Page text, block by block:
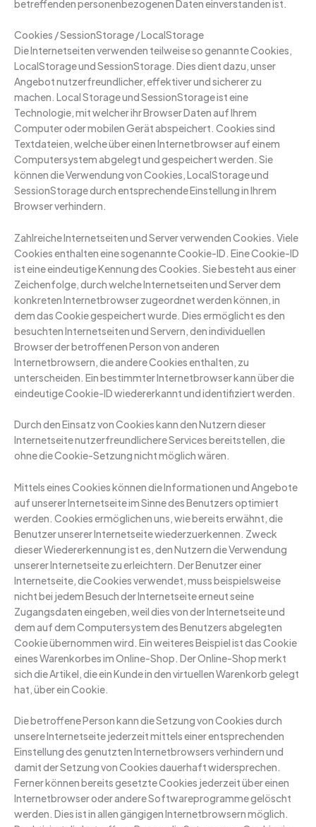
betreffenden personenbezogenen Daten einverstanden ist.
Cookies / SessionStorage / LocalStorage
Die Internetseiten verwenden teilweise so genannte Cookies,
LocalStorage und SessionStorage. Dies dient dazu, unser
Angebot nutzerfreundlicher, effektiver und sicherer zu
machen. Local Storage und SessionStorage ist eine
Technologie, mit welcher ihr Browser Daten auf Ihrem
Computer oder mobilen Gerät abspeichert. Cookies sind
Textdateien, welche über einen Internetbrowser auf einem
Computersystem abgelegt und gespeichert werden. Sie
können die Verwendung von Cookies, LocalStorage und
SessionStorage durch entsprechende Einstellung in Ihrem
Browser verhindern.
Zahlreiche Internetseiten und Server verwenden Cookies. Viele
Cookies enthalten eine sogenannte Cookie-ID. Eine Cookie-ID
ist eine eindeutige Kennung des Cookies. Sie besteht aus einer
Zeichenfolge, durch welche Internetseiten und Server dem
konkreten Internetbrowser zugeordnet werden können, in
dem das Cookie gespeichert wurde. Dies ermöglicht es den
besuchten Internetseiten und Servern, den individuellen
Browser der betroffenen Person von anderen
Internetbrowsern, die andere Cookies enthalten, zu
unterscheiden. Ein bestimmter Internetbrowser kann über die
eindeutige Cookie-ID wiedererkannt und identifiziert werden.
Durch den Einsatz von Cookies kann den Nutzern dieser
Internetseite nutzerfreundlichere Services bereitstellen, die
ohne die Cookie-Setzung nicht möglich wären.
Mittels eines Cookies können die Informationen und Angebote
auf unserer Internetseite im Sinne des Benutzers optimiert
werden. Cookies ermöglichen uns, wie bereits erwähnt, die
Benutzer unserer Internetseite wiederzuerkennen. Zweck
dieser Wiedererkennung ist es, den Nutzern die Verwendung
unserer Internetseite zu erleichtern. Der Benutzer einer
Internetseite, die Cookies verwendet, muss beispielsweise
nicht bei jedem Besuch der Internetseite erneut seine
Zugangsdaten eingeben, weil dies von der Internetseite und
dem auf dem Computersystem des Benutzers abgelegten
Cookie übernommen wird. Ein weiteres Beispiel ist das Cookie
eines Warenkorbes im Online-Shop. Der Online-Shop merkt
sich die Artikel, die ein Kunde in den virtuellen Warenkorb gelegt
hat, über ein Cookie.
Die betroffene Person kann die Setzung von Cookies durch
unsere Internetseite jederzeit mittels einer entsprechenden
Einstellung des genutzten Internetbrowsers verhindern und
damit der Setzung von Cookies dauerhaft widersprechen.
Ferner können bereits gesetzte Cookies jederzeit über einen
Internetbrowser oder andere Softwareprogramme gelöscht
werden. Dies ist in allen gängigen Internetbrowsern möglich.